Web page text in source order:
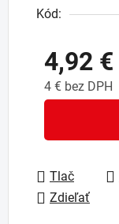
Kód:
4,92 €
4 € bez DPH
Tlač
Zdieľať